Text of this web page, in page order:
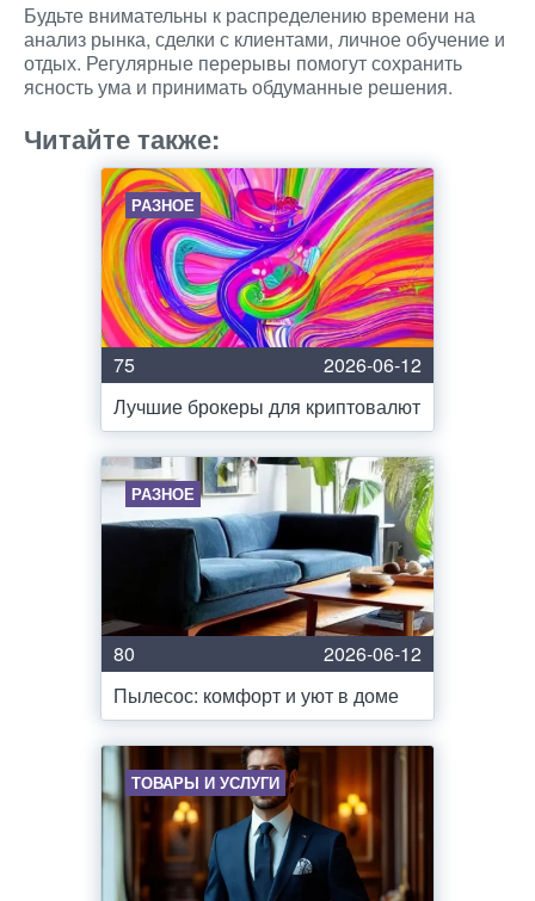
Будьте внимательны к распределению времени на
анализ рынка, сделки с клиентами, личное обучение и
отдых. Регулярные перерывы помогут сохранить
ясность ума и принимать обдуманные решения.
Читайте также:
РАЗНОЕ
75
2026-06-12
Лучшие брокеры для криптовалют
РАЗНОЕ
80
2026-06-12
Пылесос: комфорт и уют в доме
ТОВАРЫ И УСЛУГИ